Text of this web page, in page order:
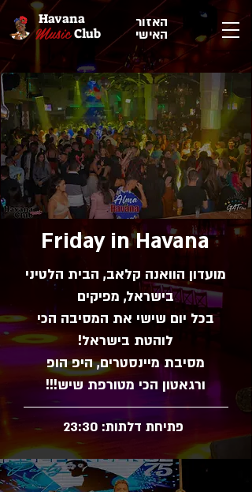
Club
Havana
Music האזור
האישי
Friday in Havana
מועדון הוואנה קלאב, הבית הלטיני
בישראל, מפיקים
בכל יום שישי את המסיבה הכי
לוהטת בישראל!
מסיבת מיינסטרים, היפ הופ
ורגאטון הכי מטורפת שיש!!!